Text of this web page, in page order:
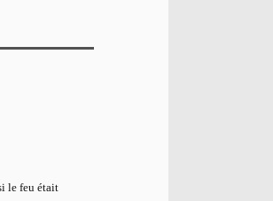
le feu était